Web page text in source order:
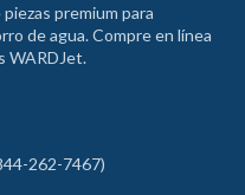
premium para
de agua. Compre en línea
WARDJet.
262-7467)